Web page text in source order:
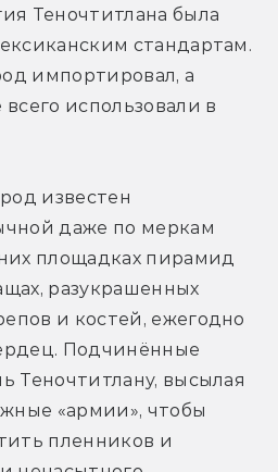
Теночтитлана была
стандартам.
импортировал, а
использовали в
известен
даже по меркам
площадках пирамид
разукрашенных
и костей, ежегодно
Подчинённые
Теночтитлану, высылая
«армии», чтобы
пленников и